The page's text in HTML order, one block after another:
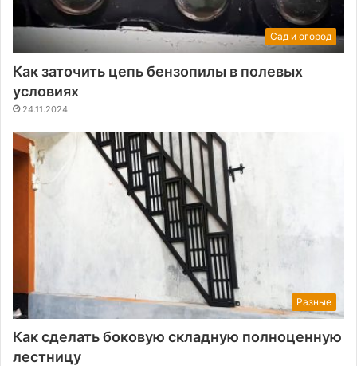
Сад и огород
Как заточить цепь бензопилы в полевых
условиях
24.11.2024
Разные
Как сделать боковую складную полноценную
лестницу